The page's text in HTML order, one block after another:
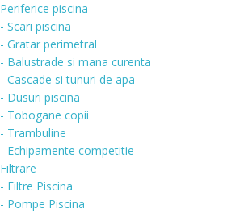
Periferice piscina
- Scari piscina
- Gratar perimetral
- Balustrade si mana curenta
- Cascade si tunuri de apa
- Dusuri piscina
- Tobogane copii
- Trambuline
- Echipamente competitie
Filtrare
- Filtre Piscina
- Pompe Piscina